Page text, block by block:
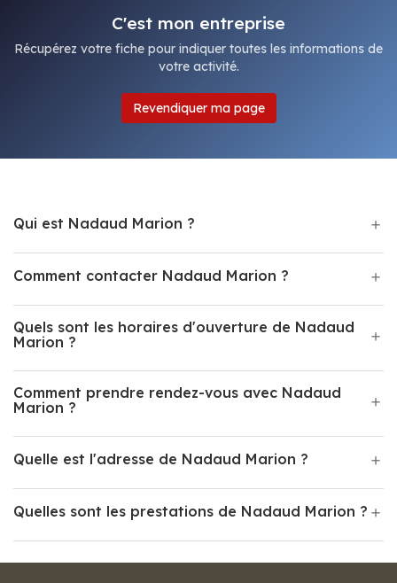
C'est mon entreprise
Récupérez votre fiche pour indiquer toutes les informations de
votre activité.
Revendiquer ma page
Qui est Nadaud Marion ?
Comment contacter Nadaud Marion ?
Quels sont les horaires d'ouverture de Nadaud
Marion ?
Comment prendre rendez-vous avec Nadaud
Marion ?
Quelle est l'adresse de Nadaud Marion ?
Quelles sont les prestations de Nadaud Marion ?